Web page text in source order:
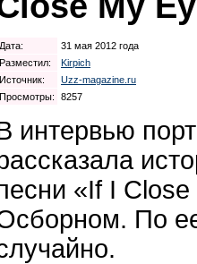
Дата:
31 мая 2012 года
Разместил:
Kirpich
Источник:
Uzz-magazine.ru
Просмотры:
8257
интервью
«If I
По